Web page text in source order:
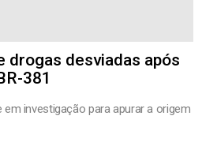
drogas desviadas após
381
investigação para apurar a origem